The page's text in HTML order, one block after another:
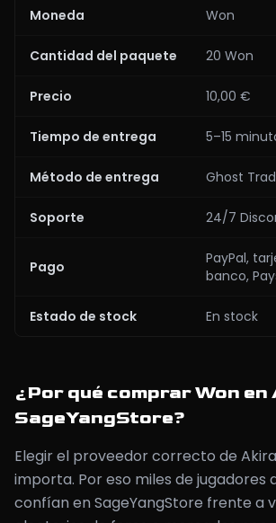
Moneda Won
Cantidad del paquete 20 Won
Precio 10,00 €
Tiempo de entrega 5–15
Método de entrega Ghost
Soporte 24/7
Pago
PayPal,
banco,
Estado de stock En stock
¿Por qué comprar Won en
SageYangStore?
Elegir el proveedor correcto de
importa. Por eso miles de jugadores
confían en SageYangStore frente a